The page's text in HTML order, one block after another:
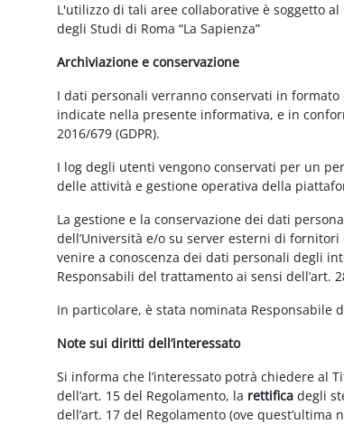
L'utilizzo di tali aree collaborative è soggetto
degli Studi di Roma “La Sapienza”
Archiviazione e conservazione
I dati personali verranno conservati in
indicate nella presente informativa, e in
2016/679 (GDPR).
I log degli utenti vengono conservati per un
delle attività e gestione operativa della
La gestione e la conservazione dei dati
dell’Università e/o su server esterni di
venire a conoscenza dei dati personali degli
Responsabili del trattamento ai sensi dell’art.
In particolare, è stata nominata Responsabile
Note sui diritti dell’interessato
Si informa che l’interessato potrà chiedere al
dell’art. 15 del Regolamento, la rettificadegli
dell’art. 17 del Regolamento (ove